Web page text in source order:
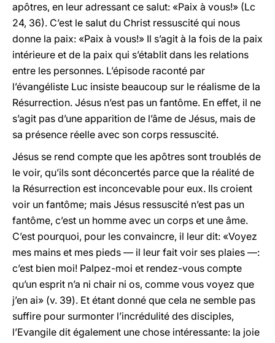
apôtres, en leur adressant ce salut: «Paix à vous!» (Lc
24, 36). C’est le salut du Christ ressuscité qui nous
donne la paix: «Paix à vous!» Il s’agit à la fois de la paix
intérieure et de la paix qui s’établit dans les relations
entre les personnes. L’épisode raconté par
l’évangéliste Luc insiste beaucoup sur le réalisme de la
Résurrection. Jésus n’est pas un fantôme. En effet, il ne
s’agit pas d’une apparition de l’âme de Jésus, mais de
sa présence réelle avec son corps ressuscité.
Jésus se rend compte que les apôtres sont troublés de
le voir, qu’ils sont déconcertés parce que la réalité de
la Résurrection est inconcevable pour eux. Ils croient
voir un fantôme; mais Jésus ressuscité n’est pas un
fantôme, c’est un homme avec un corps et une âme.
C’est pourquoi, pour les convaincre, il leur dit: «Voyez
mes mains et mes pieds — il leur fait voir ses plaies —:
c’est bien moi! Palpez-moi et rendez-vous compte
qu’un esprit n’a ni chair ni os, comme vous voyez que
j’en ai» (v. 39). Et étant donné que cela ne semble pas
suffire pour surmonter l’incrédulité des disciples,
l’Evangile dit également une chose intéressante: la joie